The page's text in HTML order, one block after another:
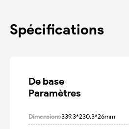
Spécifications
De base
Paramètres
Dimensions339.3*230.3*26mm